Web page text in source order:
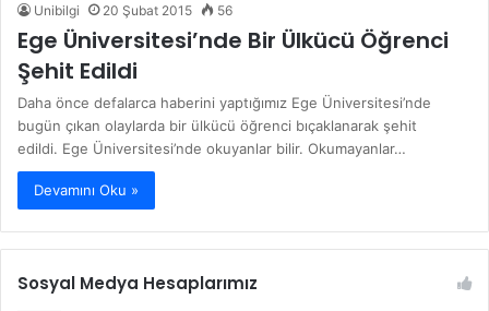
Unibilgi 20 Şubat 2015 56
Ege Üniversitesi’nde Bir Ülkücü Öğrenci
Şehit Edildi
Daha önce defalarca haberini yaptığımız Ege Üniversitesi’nde
bugün çıkan olaylarda bir ülkücü öğrenci bıçaklanarak şehit
edildi. Ege Üniversitesi’nde okuyanlar bilir. Okumayanlar…
Devamını Oku »
Sosyal Medya Hesaplarımız